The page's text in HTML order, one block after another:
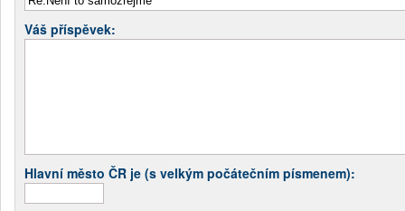
Váš příspěvek:
Hlavní město ČR je (s velkým počátečním písmenem):